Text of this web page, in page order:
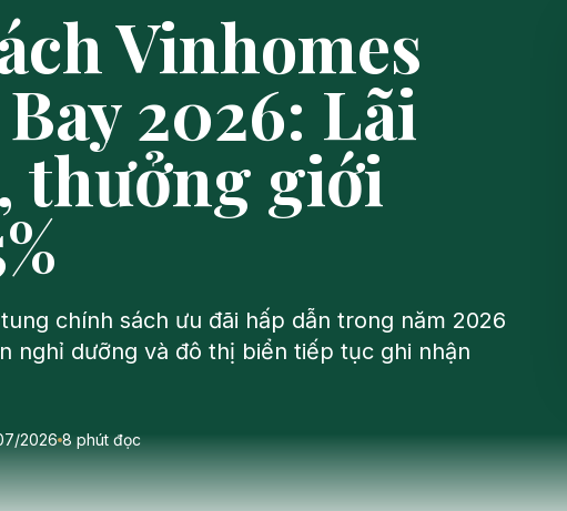
Vinhomes
2026: Lãi
thưởng giới
chính sách ưu đãi hấp dẫn trong năm 2026
nghỉ dưỡng và đô thị biển tiếp tục ghi nhận
2026 8 phút đọc